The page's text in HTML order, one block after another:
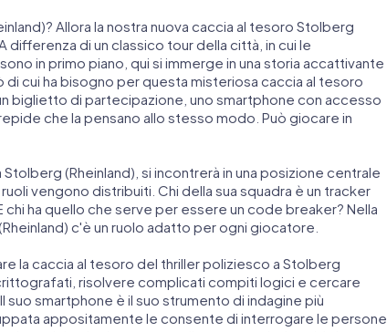
Allora la nostra nuova caccia al tesoro Stolberg
differenza di un classico tour della città, in cui le
in primo piano, qui si immerge in una storia accattivante
cui ha bisogno per questa misteriosa caccia al tesoro
biglietto di partecipazione, uno smartphone con accesso
che la pensano allo stesso modo. Può giocare in
(Rheinland), si incontrerà in una posizione centrale
vengono distribuiti. Chi della sua squadra è un tracker
chi ha quello che serve per essere un code breaker? Nella
c'è un ruolo adatto per ogni giocatore.
la caccia al tesoro del thriller poliziesco a Stolberg
risolvere complicati compiti logici e cercare
suo smartphone è il suo strumento di indagine più
appositamente le consente di interrogare le persone